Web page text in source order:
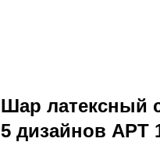
Шар
5 дизайнов АРТ